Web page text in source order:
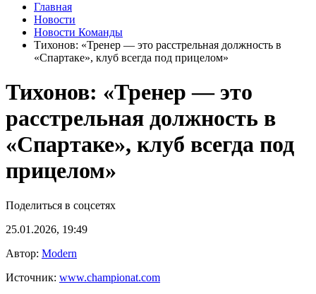
Главная
Новости
Новости Команды
Тихонов: «Тренер — это расстрельная должность в
«Спартаке», клуб всегда под прицелом»
Тихонов: «Тренер — это
расстрельная должность в
«Спартаке», клуб всегда под
прицелом»
Поделиться в соцсетях
25.01.2026, 19:49
Автор: Modern
Источник: www.championat.com